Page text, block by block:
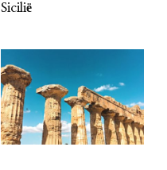
Sicilië